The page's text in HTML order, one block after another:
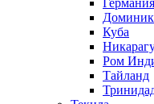
Германия
Куба
Ром
Тайланд